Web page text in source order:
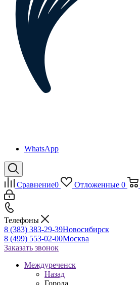
WhatsApp
Сравнение0 Отложенные 0
Телефоны
8 (383) 383-29-39Новосибирск
8 (499) 553-02-00Москва
Заказать звонок
Междуреченск
Назад
Города